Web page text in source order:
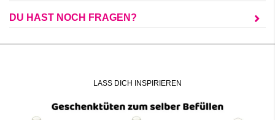
DU HAST NOCH FRAGEN?
LASS DICH INSPIRIEREN